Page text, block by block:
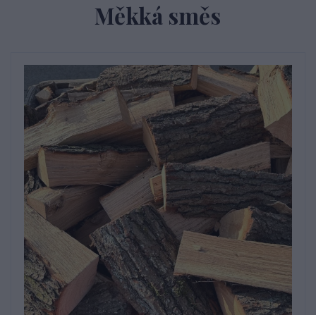
Měkká směs